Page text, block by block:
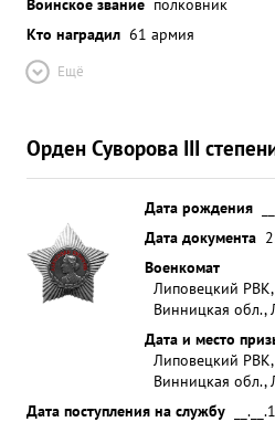
пл-цдарма на правом берегу
обеспечение закрепления
пехотой, за
Кто наградил 61 армия
Ещё
Орден Суворова III
Дата рождения
Дата документа
Военкомат
Липовецкий РВК,
Винницкая обл.,
Дата и место
Липовецкий РВК,
Винницкая обл.,
Дата поступления на службу